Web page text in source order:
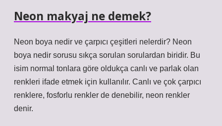
Neon makyaj ne demek?
Neon boya nedir ve çarpıcı çeşitleri nelerdir? Neon
boya nedir sorusu sıkça sorulan sorulardan biridir. Bu
isim normal tonlara göre oldukça canlı ve parlak olan
renkleri ifade etmek için kullanılır. Canlı ve çok çarpıcı
renklere, fosforlu renkler de denebilir, neon renkler
denir.